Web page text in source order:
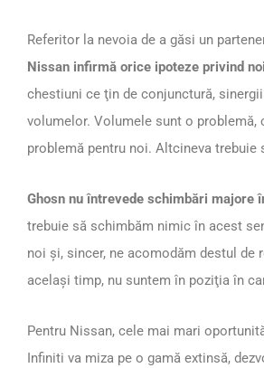
Referitor la nevoia de a găsi un
Nissan infirmă orice ipoteze privind
chestiuni ce ţin de conjunctură,
volumelor. Volumele sunt o problemă,
problemă pentru noi. Altcineva trebuie
Ghosn nu întrevede schimbări majore
trebuie să schimbăm nimic în acest
noi şi, sincer, ne acomodăm destul de
acelaşi timp, nu suntem în poziţia în
Pentru Nissan, cele mai mari
Infiniti va miza pe o gamă extinsă,